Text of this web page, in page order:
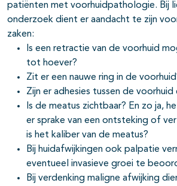
patiënten met voorhuidpathologie. Bij
onderzoek dient er aandacht te zijn
zaken:
Is een retractie van de voorhuid
tot hoever?
Zit er een nauwe ring in de
Zijn er adhesies tussen de voorhuid
Is de meatus zichtbaar? En zo ja,
er sprake van een ontsteking of
is het kaliber van de meatus?
Bij huidafwijkingen ook palpatie
eventueel invasieve groei te
Bij verdenking maligne afwijking